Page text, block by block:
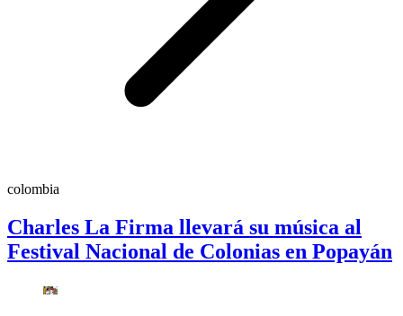
colombia
Charles La Firma llevará su música al
Festival Nacional de Colonias en Popayán